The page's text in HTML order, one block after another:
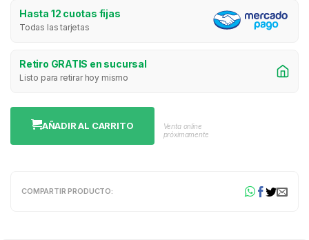
Hasta 12 cuotas fijas
Todas las tarjetas
Retiro GRATIS en sucursal
Listo para retirar hoy mismo
AÑADIR AL CARRITO
Venta online
próximamente
COMPARTIR PRODUCTO: